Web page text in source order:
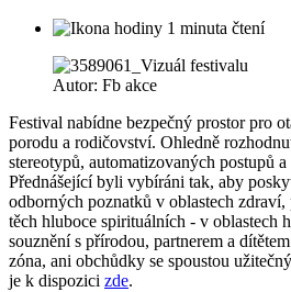
1 minuta čtení
Autor: Fb akce
Festival nabídne bezpečný prostor pro
porodu a rodičovství. Ohledně
stereotypů, automatizovaných postupů
Přednášející byli vybíráni tak, aby
odborných poznatků v oblastech zdraví,
těch hluboce spirituálních - v oblastech
souznění s přírodou, partnerem a
zóna, ani obchůdky se spoustou
je k dispozici zde.